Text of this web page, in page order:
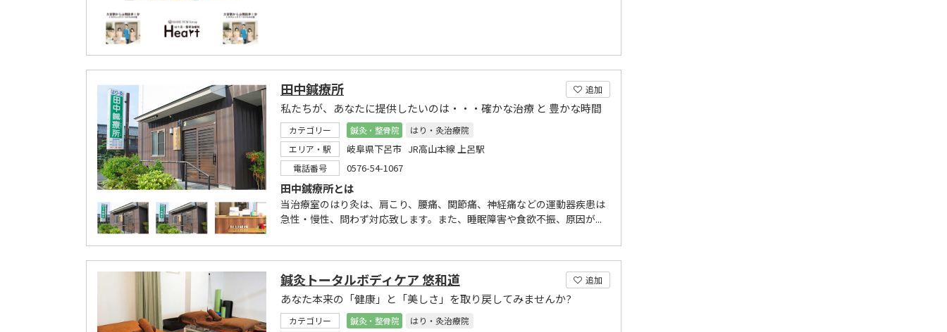
追加
田中鍼療所
私たちが、あなたに提供したいのは・・・確かな治療 と 豊かな時間
カテゴリー 鍼灸・整骨院
はり・灸治療院
エリア・駅
岐阜県下呂市 JR高山本線 上呂駅
電話番号 0576-54-1067
田中鍼療所とは
当治療室のはり灸は、肩こり、腰痛、関節痛、神経痛などの運動器疾患は
急性・慢性、問わず対応致します。また、睡眠障害や食欲不振、原因が...
追加
鍼灸トータルボディケア 悠和道
あなた本来の「健康」と「美しさ」を取り戻してみませんか?
カテゴリー 鍼灸・整骨院
はり・灸治療院